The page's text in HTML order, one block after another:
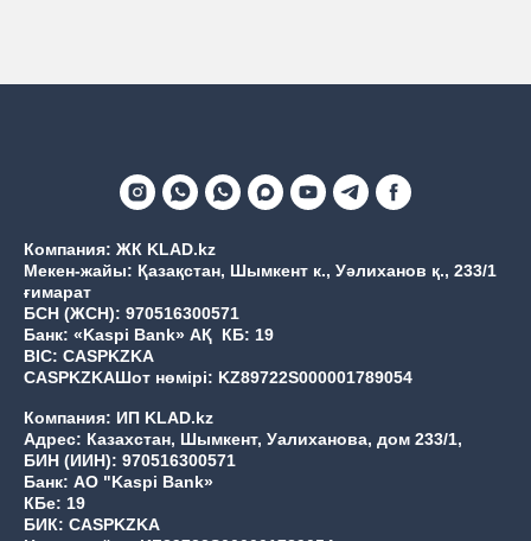
Компания: ЖК KLAD.kz
Мекен-жайы: Қазақстан, Шымкент к., Уәлиханов қ., 233/1
ғимарат
БСН (ЖСН): 970516300571
Банк: «Kaspi Bank» АҚ КБ: 19
BIC: CASPKZKA
CASPKZKAШот нөмірі: KZ89722S000001789054
Компания: ИП KLAD.kz
Адрес: Казахстан, Шымкент, Уалиханова, дом 233/1,
БИН (ИИН): 970516300571
Банк: АО "Kaspi Bank»
КБе: 19
БИК: CASPKZKA